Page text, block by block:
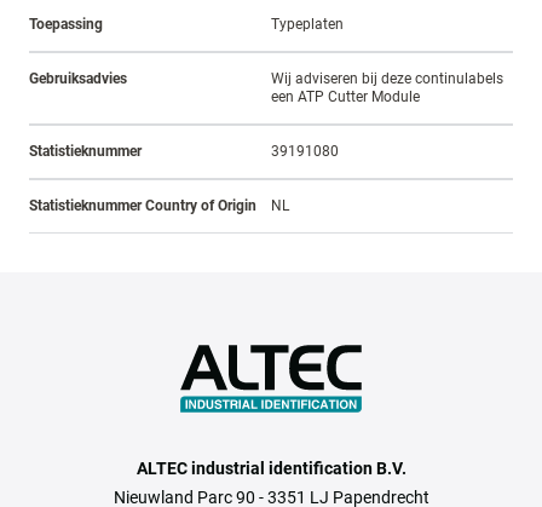
Toepassing Typeplaten
Gebruiksadvies
Wij adviseren bij deze continulabels
een ATP Cutter Module
Statistieknummer 39191080
Statistieknummer Country of Origin NL
ALTEC industrial identification B.V.
Nieuwland Parc 90 - 3351 LJ Papendrecht